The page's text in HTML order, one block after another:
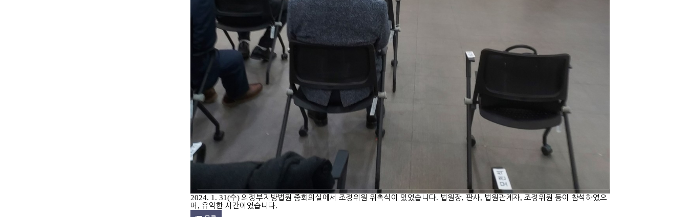
2024. 1. 31(수) 의정부지방법원 중회의실에서 조정위원 위촉식이 있었습니다. 법원장, 판사, 법원관계자, 조정위원 등이 참석하였으
며 , 유익한 시간이었습니다.